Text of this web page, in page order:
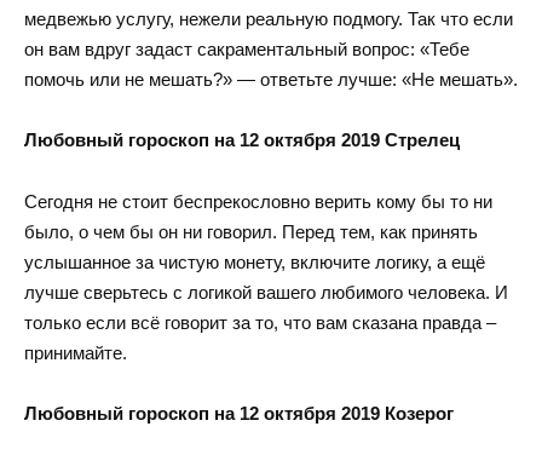
медвежью услугу, нежели реальную подмогу. Так что если
он вам вдруг задаст сакраментальный вопрос: «Тебе
помочь или не мешать?» — ответьте лучше: «Не мешать».
Любовный гороскоп на 12 октября 2019 Стрелец
Сегодня не стоит беспрекословно верить кому бы то ни
было, о чем бы он ни говорил. Перед тем, как принять
услышанное за чистую монету, включите логику, а ещё
лучше сверьтесь с логикой вашего любимого человека. И
только если всё говорит за то, что вам сказана правда –
принимайте.
Любовный гороскоп на 12 октября 2019 Козерог